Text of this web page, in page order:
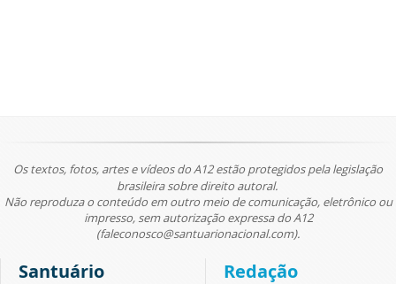
Os textos, fotos, artes e vídeos do A12 estão protegidos pela legislação
brasileira sobre direito autoral.
Não reproduza o conteúdo em outro meio de comunicação, eletrônico ou
impresso, sem autorização expressa do A12
(faleconosco@santuarionacional.com).
Santuário Redação